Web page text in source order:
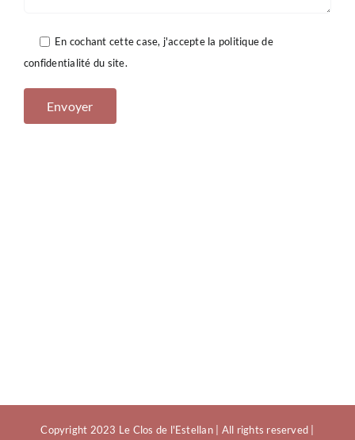
En cochant cette case, j'accepte la politique de
confidentialité du site.
Copyright 2023 Le Clos de l'Estellan | All rights reserved |